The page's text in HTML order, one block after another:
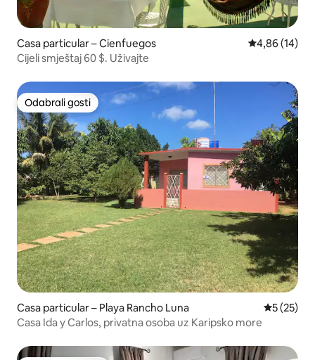
Casa particular – Cienfuegos Prosječna
4,86 (14)
Cijeli smještaj 60 $. Uživajte
Odabrali gosti
Odabrali gosti
Casa particular – Playa Rancho Luna Prosječna
5 (25)
Casa Ida y Carlos, privatna osoba uz Karipsko more